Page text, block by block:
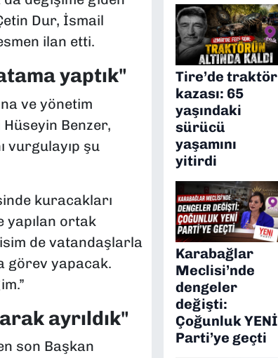
Dur, İsmail
ilan etti.
yaptık"
ve yönetim
Benzer,
vurgulayıp şu
kuracakları
yapılan ortak
de vatandaşlarla
görev yapacak.
ayrıldık"
son Başkan
Tire’de traktör
kazası: 65
yaşındaki
sürücü
yaşamını
yitirdi
Karabağlar
Meclisi’nde
dengeler
değişti:
Çoğunluk YENİ
Parti’ye geçti